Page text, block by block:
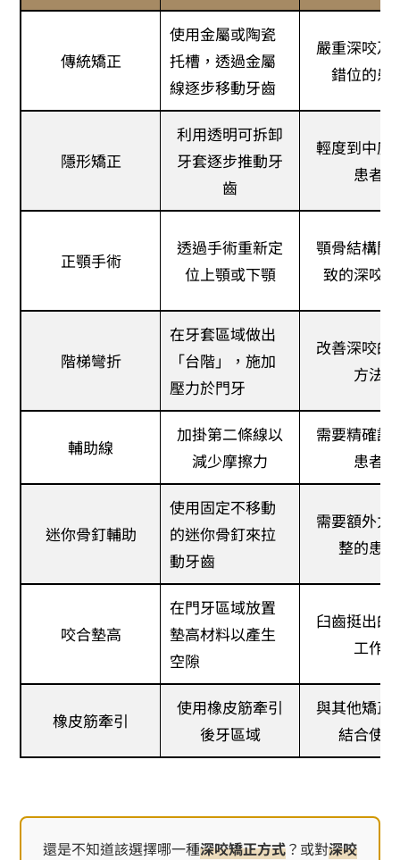
傳統矯正
使用金屬或陶瓷
托槽，透過金屬
線逐步移動牙齒
嚴重深咬及
錯位的患
隱形矯正
利用透明可拆卸
牙套逐步推動牙
齒
輕度到中度
患者
正顎手術
透過手術重新定
位上顎或下顎
顎骨結構問
致的深咬
階梯彎折
在牙套區域做出
「台階」，施加
壓力於門牙
改善深咬的
方法
輔助線
加掛第二條線以
減少摩擦力
需要精確調
患者
迷你骨釘輔助
使用固定不移動
的迷你骨釘來拉
動牙齒
需要額外力
整的患者
咬合墊高
在門牙區域放置
墊高材料以產生
空隙
臼齒挺出的
工作
橡皮筋牽引
使用橡皮筋牽引
後牙區域
與其他矯正
結合使用
還是不知道該選擇哪一種深咬矯正方式？或對深咬